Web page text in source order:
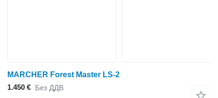
MARCHER Forest Master LS-2
1.450 € Без ДДВ